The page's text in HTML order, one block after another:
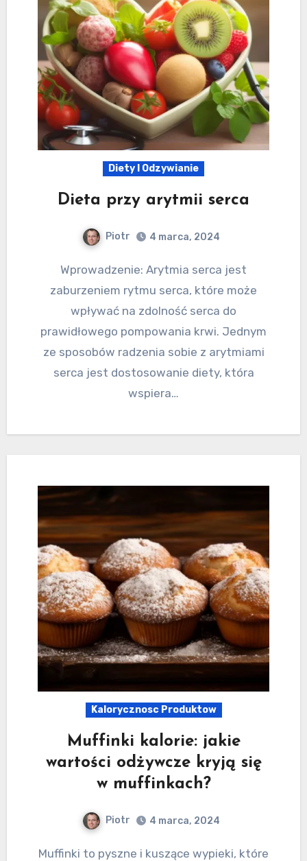
Diety I Odzywianie
Dieta przy arytmii serca
Piotr 4 marca, 2024
Wprowadzenie: Arytmia serca jest
zaburzeniem rytmu serca, które może
wpływać na zdolność serca do
prawidłowego pompowania krwi. Jednym
ze sposobów radzenia sobie z arytmiami
serca jest dostosowanie diety, która
wspiera…
Kalorycznosc Produktow
Muffinki kalorie: jakie
wartości odżywcze kryją się
w muffinkach?
Piotr 4 marca, 2024
Muffinki to pyszne i kuszące wypieki, które